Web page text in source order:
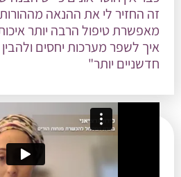
זה החזיר לי את ההנאה
מאפשרת טיפול הרבה יותר
איך לשפר מערכות יחסים
חדשניים יותר"